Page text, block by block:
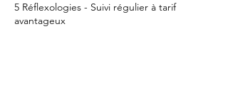
5 Réflexologies - Suivi régulier à tarif
avantageux